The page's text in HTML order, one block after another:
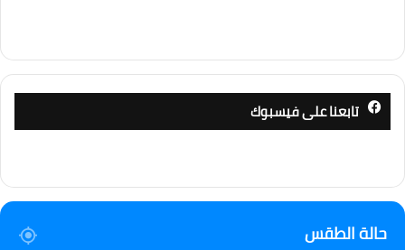
تابعنا على فيسبوك
حالة الطقس